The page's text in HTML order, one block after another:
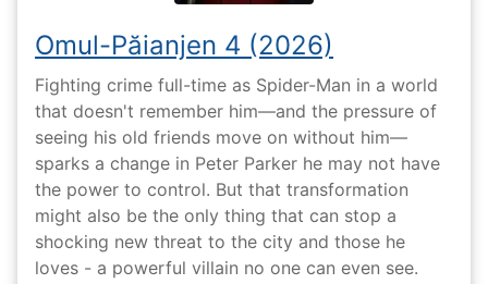
Omul-Păianjen 4 (2026)
Fighting crime full-time as Spider-Man in a world
that doesn't remember him—and the pressure of
seeing his old friends move on without him—
sparks a change in Peter Parker he may not have
the power to control. But that transformation
might also be the only thing that can stop a
shocking new threat to the city and those he
loves - a powerful villain no one can even see.